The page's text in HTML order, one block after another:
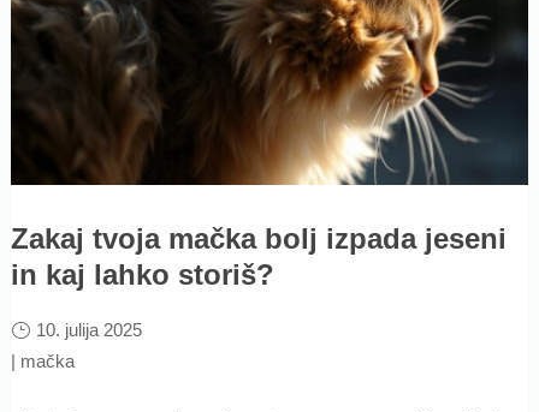
Zakaj tvoja mačka bolj izpada jeseni
in kaj lahko storiš?
10. julija 2025
| mačka